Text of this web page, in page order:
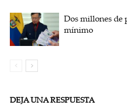
Dos millones de
mínimo
DEJA UNA RESPUESTA